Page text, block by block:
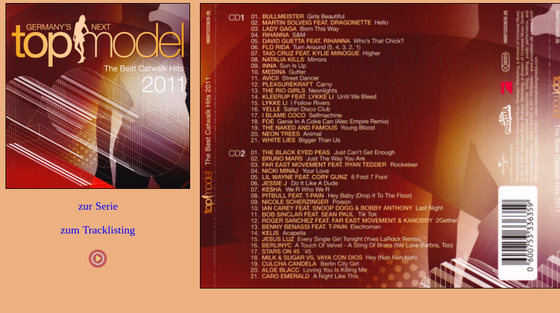
zur Serie
zum Tracklisting